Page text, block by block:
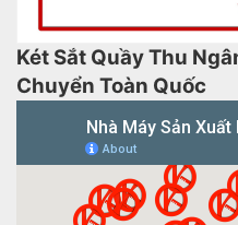
Két Sắt Quầy Thu
Chuyển Toàn Quốc